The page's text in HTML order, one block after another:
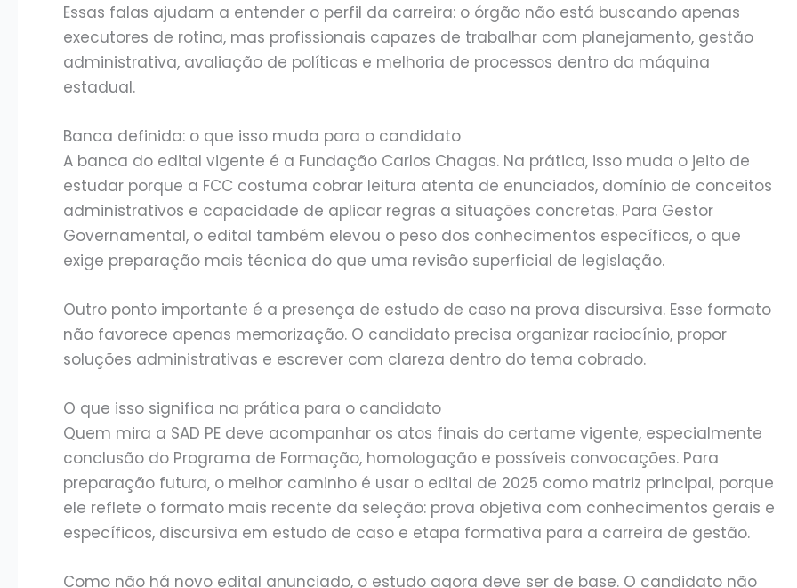
Essas falas ajudam a entender o perfil da carreira: o órgão não está buscando apenas
executores de rotina, mas profissionais capazes de trabalhar com planejamento, gestão
administrativa, avaliação de políticas e melhoria de processos dentro da máquina
estadual.
Banca definida: o que isso muda para o candidato
A banca do edital vigente é a Fundação Carlos Chagas. Na prática, isso muda o jeito de
estudar porque a FCC costuma cobrar leitura atenta de enunciados, domínio de conceitos
administrativos e capacidade de aplicar regras a situações concretas. Para Gestor
Governamental, o edital também elevou o peso dos conhecimentos específicos, o que
exige preparação mais técnica do que uma revisão superficial de legislação.
Outro ponto importante é a presença de estudo de caso na prova discursiva. Esse formato
não favorece apenas memorização. O candidato precisa organizar raciocínio, propor
soluções administrativas e escrever com clareza dentro do tema cobrado.
O que isso significa na prática para o candidato
Quem mira a SAD PE deve acompanhar os atos finais do certame vigente, especialmente
conclusão do Programa de Formação, homologação e possíveis convocações. Para
preparação futura, o melhor caminho é usar o edital de 2025 como matriz principal, porque
ele reflete o formato mais recente da seleção: prova objetiva com conhecimentos gerais e
específicos, discursiva em estudo de caso e etapa formativa para a carreira de gestão.
Como não há novo edital anunciado, o estudo agora deve ser de base. O candidato não